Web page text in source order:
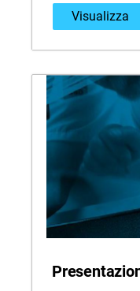
Visualizza